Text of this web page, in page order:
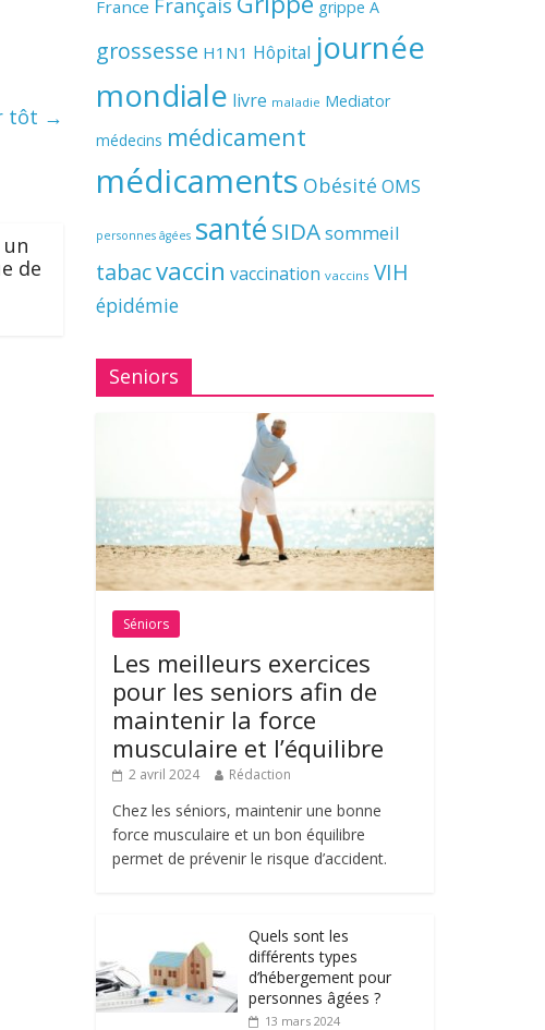
tôt →
un
de
France Français grippe A
grossesse H1N1 Hôpital journée
mondiale livre maladie Mediator
médecins médicament
médicaments Obésité OMS
personnes âgées santé SIDAsommeil
tabacvaccin vaccination vaccins VIH
épidémie
Seniors
Séniors
Les meilleurs exercices
pour les seniors afin de
maintenir la force
musculaire et l’équilibre
2 avril 2024 Rédaction
Chez les séniors, maintenir une bonne
force musculaire et un bon équilibre
permet de prévenir le risque d’accident.
Quels sont les
différents types
d’hébergement pour
personnes âgées ?
13 mars 2024